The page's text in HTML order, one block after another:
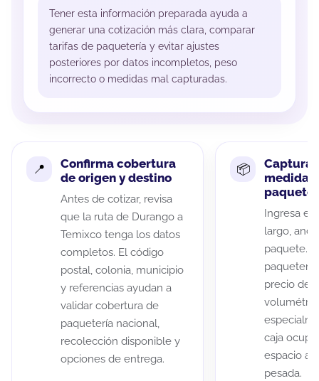
Tener esta información preparada ayuda a
generar una cotización más clara, comparar
tarifas de paquetería y evitar ajustes
posteriores por datos incompletos, peso
incorrecto o medidas mal capturadas.
Confirma cobertura
de origen y destino
Antes de cotizar, revisa
que la ruta de Durango a
Temixco tenga los datos
completos. El código
postal, colonia, municipio
y referencias ayudan a
validar cobertura de
paquetería nacional,
recolección disponible y
opciones de entrega.
Captura
medidas
paquete
Ingresa el
largo,
paquete.
precio de
caja
espacio
pesada.